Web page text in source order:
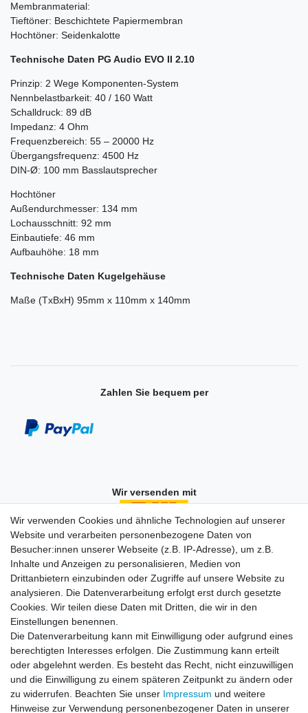
Membranmaterial:
Tieftöner: Beschichtete Papiermembran
Hochtöner: Seidenkalotte
Technische Daten PG Audio EVO II 2.10
Prinzip: 2 Wege Komponenten-System
Nennbelastbarkeit: 40 / 160 Watt
Schalldruck: 89 dB
Impedanz: 4 Ohm
Frequenzbereich: 55 – 20000 Hz
Übergangsfrequenz: 4500 Hz
DIN-Ø: 100 mm Basslautsprecher
Hochtöner
Außendurchmesser: 134 mm
Lochausschnitt: 92 mm
Einbautiefe: 46 mm
Aufbauhöhe: 18 mm
Technische Daten Kugelgehäuse
Maße (TxBxH) 95mm x 110mm x 140mm
Zahlen Sie bequem per
Wir versenden mit
Einkaufen
Zahlungsarten
Versandarten & -kosten
Widerrufsrecht
Warenkorb
Zur Kasse
Vertrag widerrufen
Mein Konto
Wir verwenden Cookies und ähnliche Technologien auf unserer
Website und verarbeiten personenbezogene Daten von
Besucher:innen unserer Webseite (z.B. IP-Adresse), um z.B.
Inhalte und Anzeigen zu personalisieren, Medien von
Drittanbietern einzubinden oder Zugriffe auf unsere Website zu
analysieren. Die Datenverarbeitung erfolgt erst durch gesetzte
Cookies. Wir teilen diese Daten mit Dritten, die wir in den
Einstellungen benennen.
Die Datenverarbeitung kann mit Einwilligung oder aufgrund eines
berechtigten Interesses erfolgen. Die Zustimmung kann erteilt
oder abgelehnt werden. Es besteht das Recht, nicht einzuwilligen
und die Einwilligung zu einem späteren Zeitpunkt zu ändern oder
zu widerrufen. Beachten Sie unser Impressum und weitere
Hinweise zur Verwendung personenbezogener Daten in unserer